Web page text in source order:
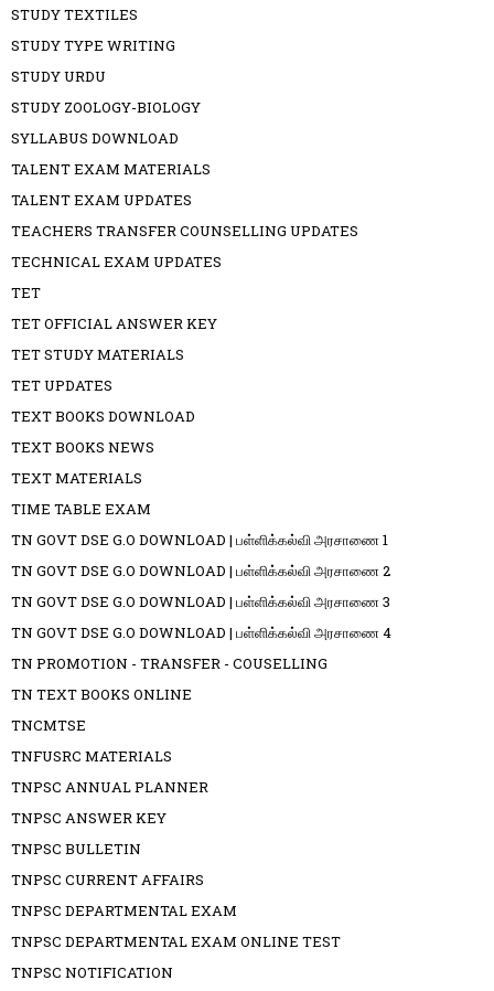
STUDY TEXTILES
STUDY TYPE WRITING
STUDY URDU
STUDY ZOOLOGY-BIOLOGY
SYLLABUS DOWNLOAD
TALENT EXAM MATERIALS
TALENT EXAM UPDATES
TEACHERS TRANSFER COUNSELLING UPDATES
TECHNICAL EXAM UPDATES
TET
TET OFFICIAL ANSWER KEY
TET STUDY MATERIALS
TET UPDATES
TEXT BOOKS DOWNLOAD
TEXT BOOKS NEWS
TEXT MATERIALS
TIME TABLE EXAM
TN GOVT DSE G.O DOWNLOAD | பள்ளிக்கல்வி அரசாணை 1
TN GOVT DSE G.O DOWNLOAD | பள்ளிக்கல்வி அரசாணை 2
TN GOVT DSE G.O DOWNLOAD | பள்ளிக்கல்வி அரசாணை 3
TN GOVT DSE G.O DOWNLOAD | பள்ளிக்கல்வி அரசாணை 4
TN PROMOTION - TRANSFER - COUSELLING
TN TEXT BOOKS ONLINE
TNCMTSE
TNFUSRC MATERIALS
TNPSC ANNUAL PLANNER
TNPSC ANSWER KEY
TNPSC BULLETIN
TNPSC CURRENT AFFAIRS
TNPSC DEPARTMENTAL EXAM
TNPSC DEPARTMENTAL EXAM ONLINE TEST
TNPSC NOTIFICATION